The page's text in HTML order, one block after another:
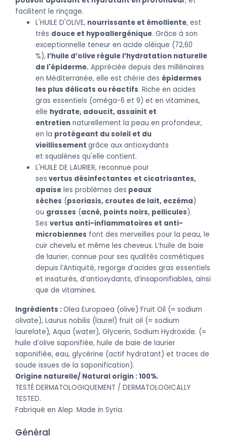
facilitent le rinçage.
L'HUILE D'OLIVE, nourrissante et émolliente, est
très douce et hypoallergénique. Grâce à son
exceptionnelle teneur en acide oléique (72,60
%), l’huile d’olive régule l’hydratation naturelle
de l'épiderme. Appréciée depuis des millénaires
en Méditerranée, elle est chérie des épidermes
les plus délicats ou réactifs. Riche en acides
gras essentiels (oméga-6 et 9) et en vitamines,
elle hydrate, adoucit, assainit et
entretien naturellement la peau en profondeur,
en la protégeant du soleil et du
vieillissement grâce aux antioxydants
et squalènes qu'elle contient.
L'HUILE DE LAURIER, reconnue pour
ses vertus désinfectantes et cicatrisantes,
apaise les problèmes des peaux
sèches (psoriasis, croutes de lait, eczéma)
ou grasses (acné, points noirs, pellicules).
Ses vertus anti-inflammatoires et anti-
microbiennes font des merveilles pour la peau, le
cuir chevelu et même les cheveux. L’huile de baie
de laurier, connue pour ses qualités cosmétiques
depuis l’Antiquité, regorge d’acides gras essentiels
et insaturés, d’antioxydants, d’insaponifiables, ainsi
que de vitamines.
Ingrédients :Olea Europaea (olive) Fruit Oil (= sodium
olivate), Laurus nobilis (laurel) fruit oil (= sodium
laurelate), Aqua (water), Glycerin, Sodium Hydroxide. (=
huile d’olive saponifiée, huile de baie de laurier
saponifiée, eau, glycérine (actif hydratant) et traces de
soude issues de la saponification).
Origine naturelle/ Natural origin : 100%.
TESTÉ DERMATOLOGIQUEMENT / DERMATOLOGICALLY
TESTED.
Fabriqué en Alep. Made in Syria.
Général